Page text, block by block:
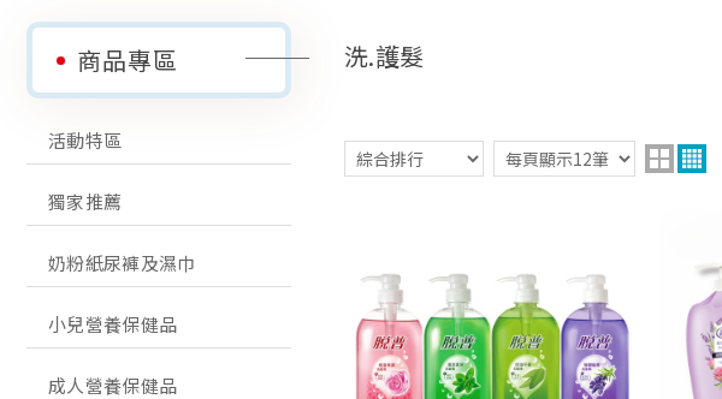
商品專區
活動特區
獨家推薦
奶粉紙尿褲及濕巾
小兒營養保健品
成人營養保健品
洗.護髮